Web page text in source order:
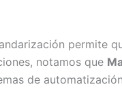
permite
notamos que
de